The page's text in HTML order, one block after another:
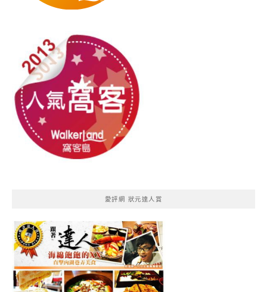
愛評網 狀元達人賞